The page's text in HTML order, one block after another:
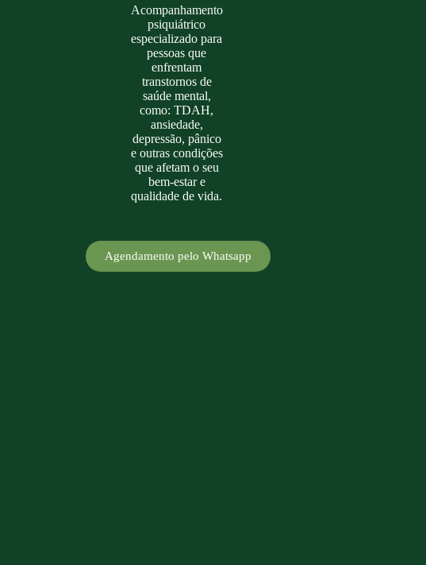
Acompanhamento
psiquiátrico
especializado para
pessoas que
enfrentam
transtornos de
saúde mental,
como: TDAH,
ansiedade,
depressão, pânico
e outras condições
que afetam o seu
bem-estar e
qualidade de vida.
Agendamento pelo Whatsapp